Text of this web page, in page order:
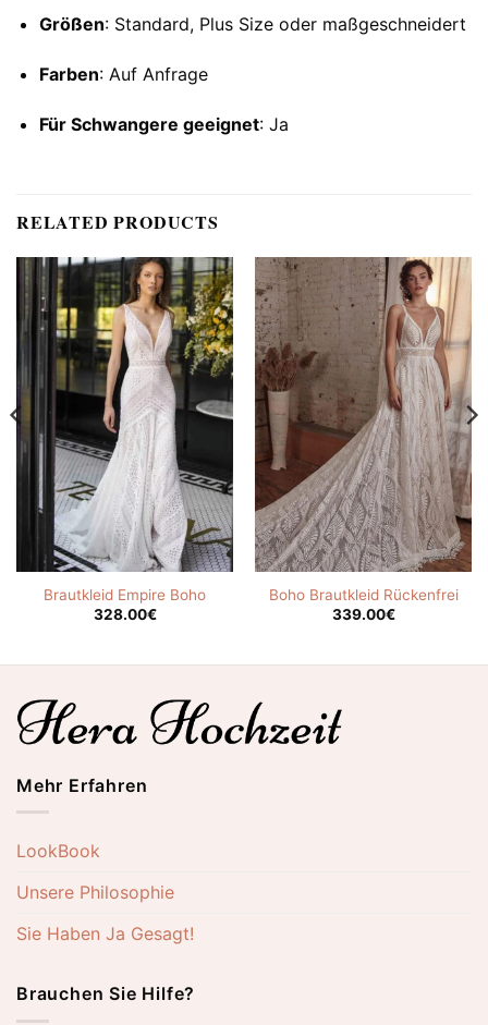
Größen: Standard, Plus Size oder maßgeschneidert
Farben: Auf Anfrage
Für Schwangere geeignet: Ja
RELATED PRODUCTS
Brautkleid Empire Boho
328.00€
Boho Brautkleid Rückenfrei
339.00€
Mehr Erfahren
LookBook
Unsere Philosophie
Sie Haben Ja Gesagt!
Brauchen Sie Hilfe?